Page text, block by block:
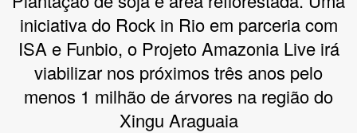
Bioma / Bacia
Tema
iniciativa do Rock in Rio em parceria com
ISA e Funbio, o Projeto Amazonia Live irá
viabilizar nos próximos três anos pelo
menos 1 milhão de árvores na região do
Xingu Araguaia